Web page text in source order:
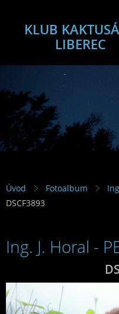
KLUB
LIBEREC
Úvod Fotoalbum
DSCF3893
Ing. J. Horal -